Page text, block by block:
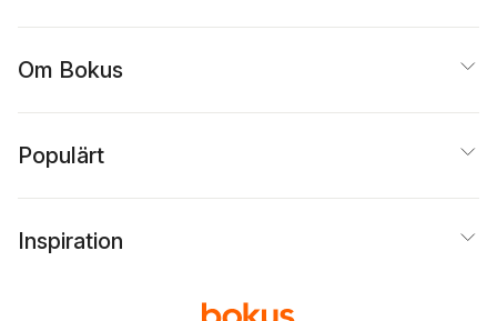
Om Bokus
Populärt
Inspiration